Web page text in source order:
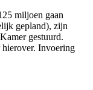
miljoen gaan
gepland), zijn
gestuurd.
hierover. Invoering